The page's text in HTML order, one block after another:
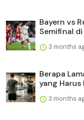
Bayern vs
Semifinal di
3 months
Berapa
yang Harus
3 months